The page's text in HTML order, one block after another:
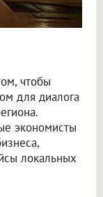
чтобы
для диалога
экономисты
локальных